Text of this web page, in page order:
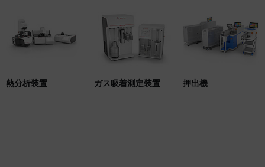
熱分析装置 ガス吸着測定装置 押出機